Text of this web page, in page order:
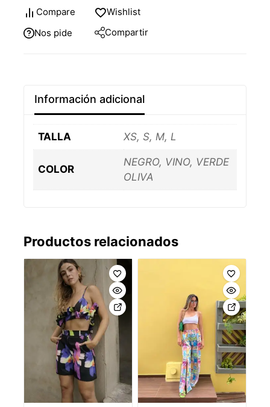
Compare
Wishlist
Nos pide
Compartir
Información adicional
TALLA XS, S, M, L
COLOR
NEGRO, VINO, VERDE
OLIVA
Productos relacionados